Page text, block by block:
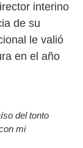
interino
de su
le valió
en el año
del tonto
mi